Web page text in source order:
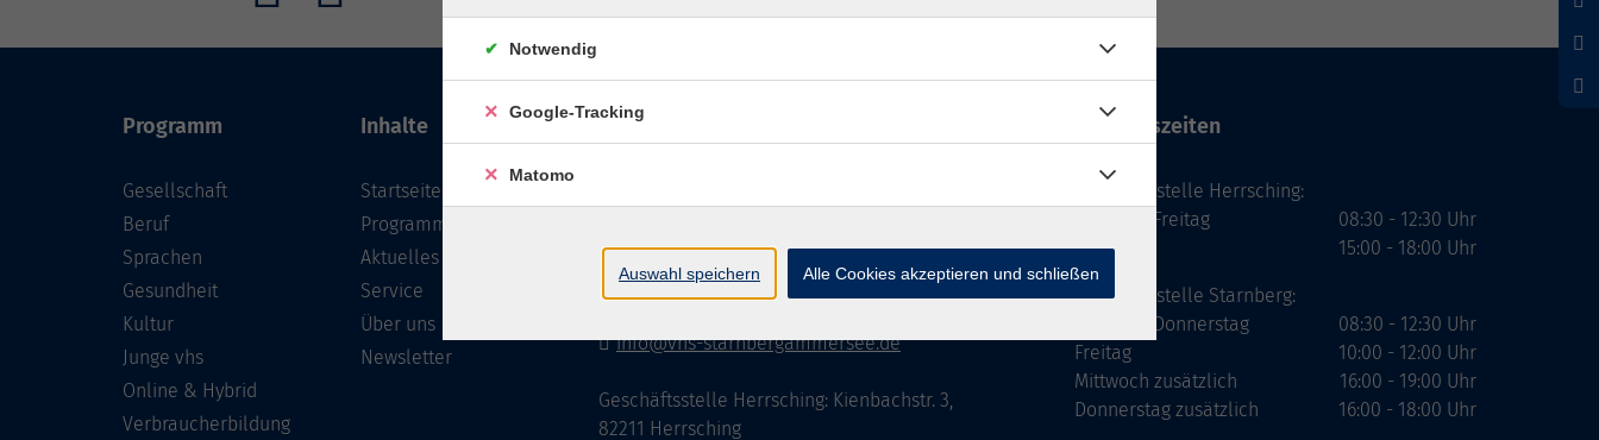
Programm
Gesellschaft
Beruf
Sprachen
Gesundheit
Kultur
Junge vhs
Online & Hybrid
Verbraucherbildung
Inhalte
Startseite
Programm
Aktuelles
Service
Über uns
Newsletter
Kontakt
Geschäftsstelle Starnberg: Bahnhofplatz 14,
info@vhs-starnbergammersee.de
Geschäftsstelle Herrsching: Kienbachstr. 3,
82211 Herrsching
Öffnungszeiten
Geschäftsstelle Herrsching:
Montag - Freitag
Dienstag
08:30 - 12:30 Uhr
15:00 - 18:00 Uhr
Geschäftsstelle Starnberg:
Montag - Donnerstag
Freitag
Mittwoch zusätzlich
Donnerstag zusätzlich
08:30 - 12:30 Uhr
10:00 - 12:00 Uhr
16:00 - 19:00 Uhr
16:00 - 18:00 Uhr
Notwendig
Google-Tracking
Matomo
Auswahl speichern Alle Cookies akzeptieren und schließen